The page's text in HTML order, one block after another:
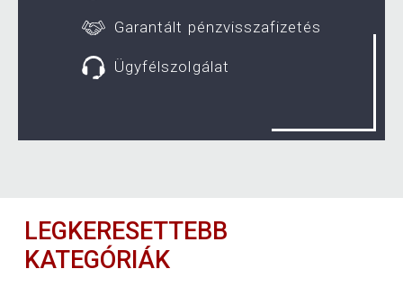
Garantált pénzvisszafizetés
Ügyfélszolgálat
LEGKERESETTEBB
KATEGÓRIÁK